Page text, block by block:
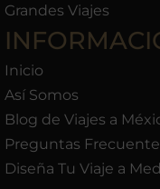
Grandes Viajes
Inicio
Así Somos
Blog de Viajes a
Preguntas
Diseña Tu Viaje a